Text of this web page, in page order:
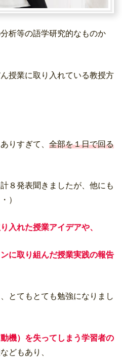
析等の語学研究的なものか
授業に取り入れている教授方
りすぎて、 全部を１日で回る
８発表聞きましたが、他にも
）
入れた授業アイデアや、
に取り組んだ授業実践の報告
とてもとても勉強になりまし
機）を失ってしまう学習者の
どもあり、